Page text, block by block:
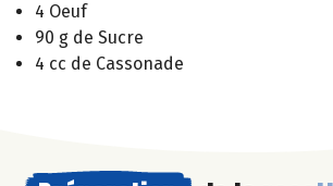
4 Oeuf
90 g de Sucre
4 cc de Cassonade